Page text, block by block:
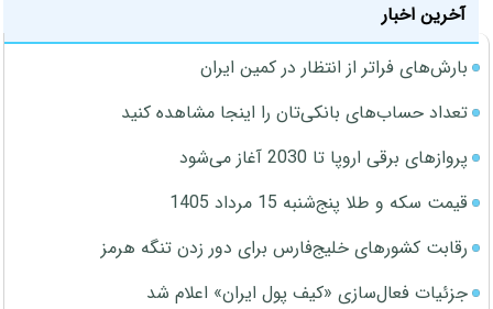
آخرین اخبار
بارش‌های فراتر از انتظار در کمین ایران
تعداد حساب‌های بانکی‌تان را اینجا مشاهده کنید
پروازهای برقی اروپا تا 2030 آغاز می‌شود
قیمت سکه و طلا پنج‌شنبه 15 مرداد 1405
رقابت کشورهای خلیج‌فارس برای دور زدن تنگه هرمز
جزئیات فعال‌سازی «کیف پول ایران» اعلام شد